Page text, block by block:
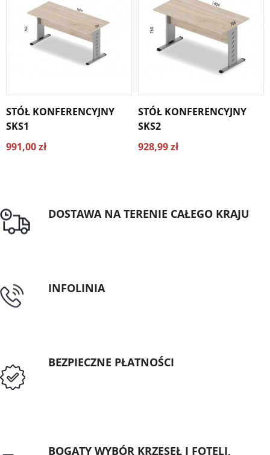
STÓŁ KONFERENCYJNY
SKS1
991,00 zł
STÓŁ KONFERENCYJNY
SKS2
928,99 zł
DOSTAWA NA TERENIE CAŁEGO KRAJU
INFOLINIA
BEZPIECZNE PŁATNOŚCI
BOGATY WYBÓR KRZESEŁ I FOTELI,